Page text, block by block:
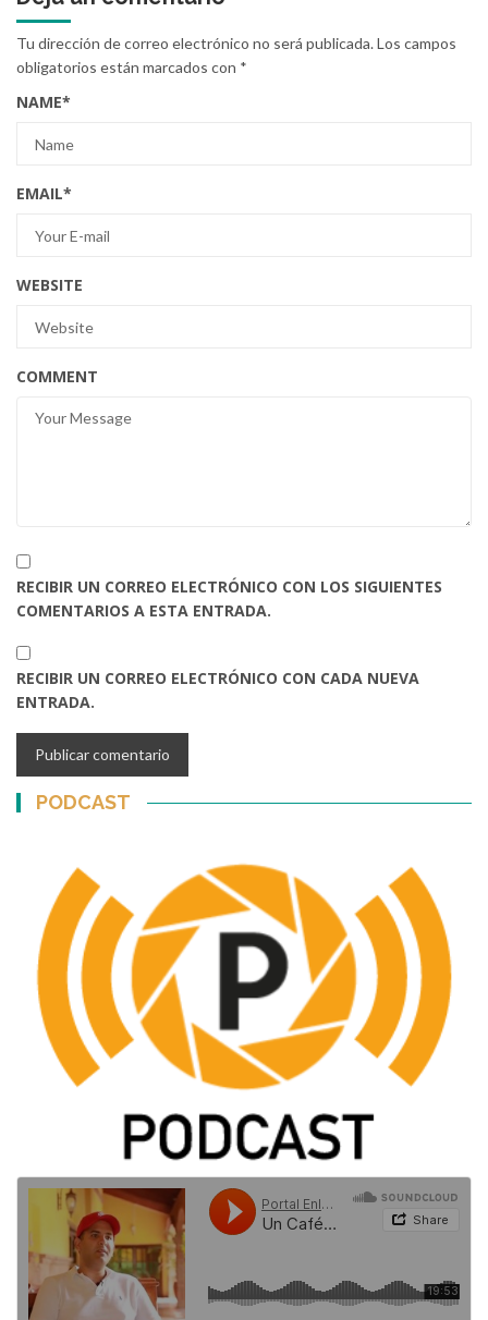
Tu dirección de correo electrónico no será publicada.Los campos
obligatorios están marcados con *
NAME*
EMAIL*
WEBSITE
COMMENT
RECIBIR UN CORREO ELECTRÓNICO CON LOS SIGUIENTES
COMENTARIOS A ESTA ENTRADA.
RECIBIR UN CORREO ELECTRÓNICO CON CADA NUEVA
ENTRADA.
PODCAST